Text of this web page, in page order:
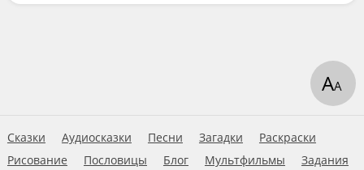
Сказки Аудиосказки Песни Загадки
Раскраски
Рисование
Пословицы Блог Мультфильмы Задания
АА